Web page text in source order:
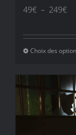
49€ – 249€
à
Choix des